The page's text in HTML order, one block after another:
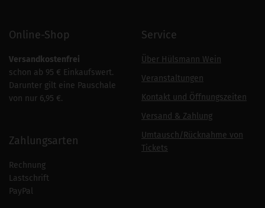
Online-Shop
Versandkostenfrei
schon ab 95 € Einkaufswert.
Darunter gilt eine Pauschale
von nur 6,95 €.
Zahlungsarten
Rechnung
Lastschrift
PayPal
Service
Über Hülsmann Wein
Veranstaltungen
Kontakt und Öffnungszeiten
Versand & Zahlung
Umtausch/Rücknahme von
Tickets